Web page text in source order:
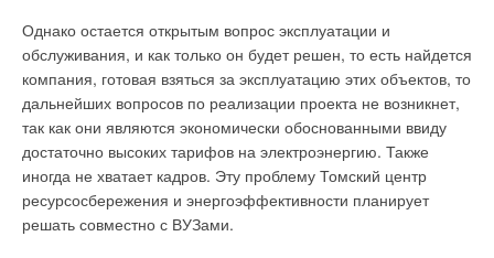
Однако остается открытым вопрос эксплуатации и
обслуживания, и как только он будет решен, то есть найдется
компания, готовая взяться за эксплуатацию этих объектов, то
дальнейших вопросов по реализации проекта не возникнет,
так как они являются экономически обоснованными ввиду
достаточно высоких тарифов на электроэнергию. Также
иногда не хватает кадров. Эту проблему Томский центр
ресурсосбережения и энергоэффективности планирует
решать совместно с ВУЗами.
Для централизованной установки температурных режимов
(единого таймерного программирования) на нескольких
смонтированных в помещениях терморегуляторах типов Nea
H, HT и НСТ и управления режимом пониженной
температуры можно воспользоваться внешним таймером
Nea.
Данный прибор представляет собой цифровой
двухканальный таймер с недельной программой и